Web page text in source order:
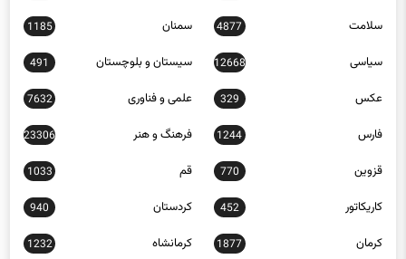
سلامت 4877 سمنان 1185
سیاسی 12668 سیستان و بلوچستان 491
عکس 329 علمی و فناوری 7632
فارس 1244 فرهنگ و هنر 23306
قزوین 770 قم 1033
کاریکاتور 452 کردستان 940
کرمان 1877 کرمانشاه 1232